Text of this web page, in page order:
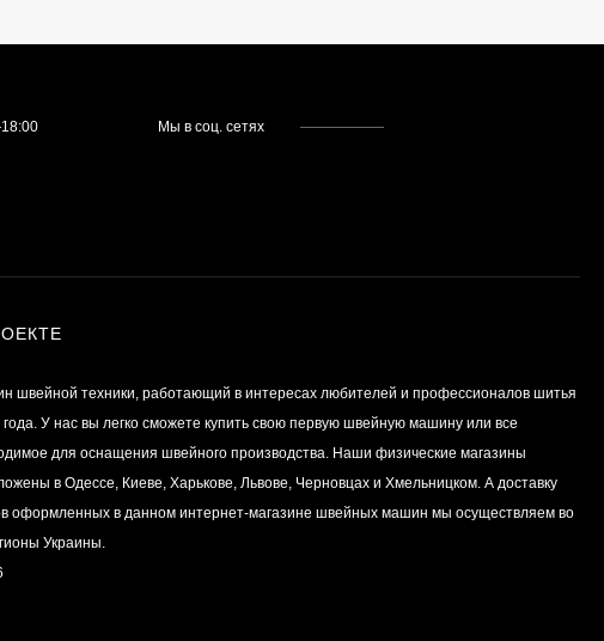
Мы в соц. сетях
швейной техники, работающий в интересах любителей и профессионалов шитья
года. У нас вы легко сможете купить свою первую швейную машину или все
для оснащения швейного производства. Наши физические магазины
в Одессе, Киеве, Харькове, Львове, Черновцах и Хмельницком. А доставку
оформленных в данном интернет-магазине швейных машин мы осуществляем во
Украины.